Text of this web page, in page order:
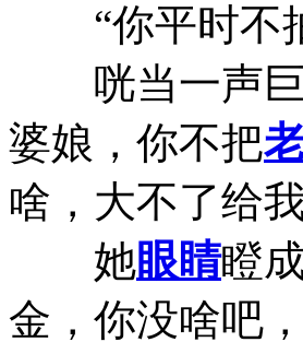
“你平时不抽
咣当一声巨
婆娘，你不把
啥，大不了给
她眼睛瞪
金，你没啥吧